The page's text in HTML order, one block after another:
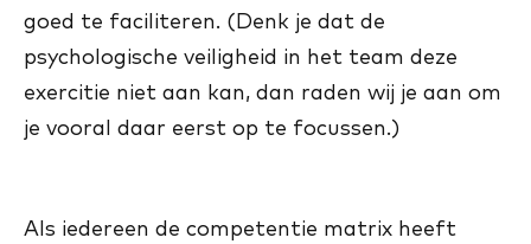
goed te faciliteren. (Denk je dat de
psychologische veiligheid in het team deze
exercitie niet aan kan, dan raden wij je aan om
je vooral daar eerst op te focussen.)
Als iedereen de competentie matrix heeft